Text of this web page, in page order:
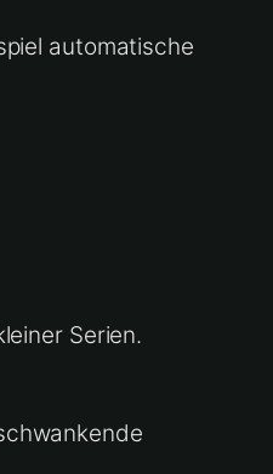
automatische
Serien.